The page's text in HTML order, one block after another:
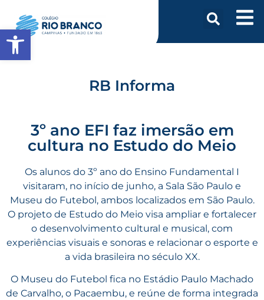
RB Informa
3º ano EFI faz imersão em
cultura no Estudo do Meio
Os alunos do 3º ano do Ensino Fundamental I
visitaram, no início de junho, a Sala São Paulo e
Museu do Futebol, ambos localizados em São Paulo.
O projeto de Estudo do Meio visa ampliar e fortalecer
o desenvolvimento cultural e musical, com
experiências visuais e sonoras e relacionar o esporte e
a vida brasileira no século XX.
O Museu do Futebol fica no Estádio Paulo Machado
de Carvalho, o Pacaembu, e reúne de forma integrada
Abrir a barra de ferramentas